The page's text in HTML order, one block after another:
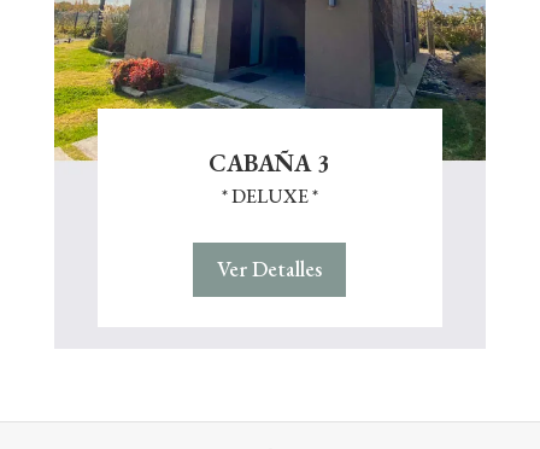
CABAÑA 3
* DELUXE *
Ver Detalles